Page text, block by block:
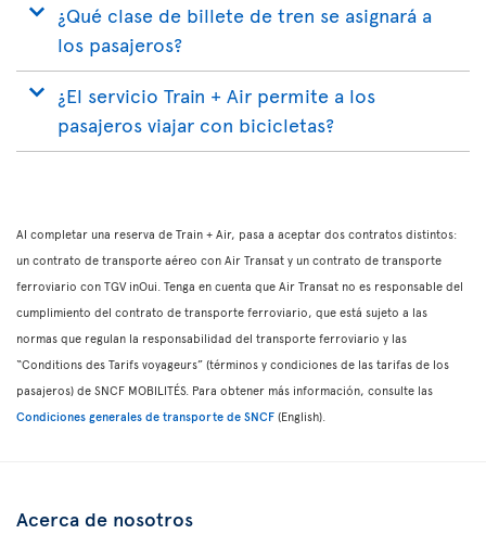
¿Qué clase de billete de tren se asignará a
los pasajeros?
¿El servicio Train + Air permite a los
pasajeros viajar con bicicletas?
Al completar una reserva de Train + Air, pasa a aceptar dos contratos distintos:
un contrato de transporte aéreo con Air Transat y un contrato de transporte
ferroviario con TGV inOui. Tenga en cuenta que Air Transat no es responsable del
cumplimiento del contrato de transporte ferroviario, que está sujeto a las
normas que regulan la responsabilidad del transporte ferroviario y las
“Conditions des Tarifs voyageurs” (términos y condiciones de las tarifas de los
pasajeros) de SNCF MOBILITÉS. Para obtener más información, consulte las
Condiciones generales de transporte de SNCF (English).
Acerca de nosotros